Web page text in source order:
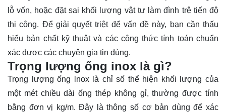
lỗ vốn, hoặc đặt sai khối lượng vật tư làm đình trệ tiến độ
thi công. Để giải quyết triệt để vấn đề này, bạn cần thấu
hiểu bản chất kỹ thuật và các công thức tính toán chuẩn
xác được các chuyên gia tin dùng.
Trọng lượng ống inox là gì?
Trọng lượng ống lnox là chỉ số thể hiện khối lượng của
một mét chiều dài ống thép không gỉ, thường được tính
bằng đơn vị kg/m. Đây là thông số cơ bản dùng để xác